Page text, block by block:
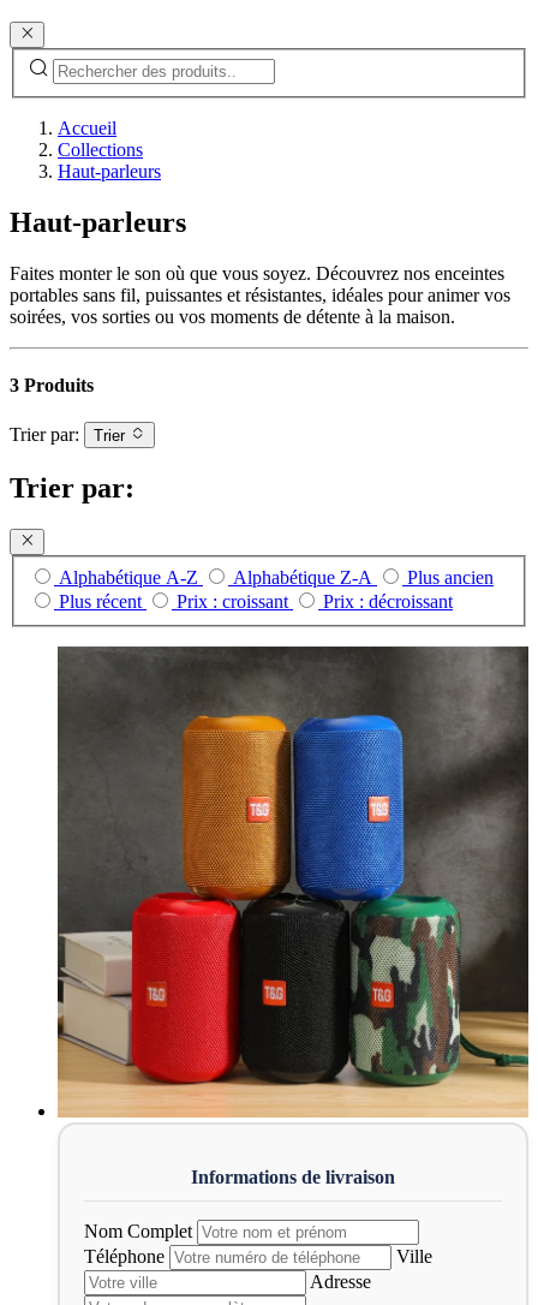
Accueil
Collections
Haut-parleurs
Haut-parleurs
Faites monter le son où que vous soyez. Découvrez nos enceintes
portables sans fil, puissantes et résistantes, idéales pour animer vos
soirées, vos sorties ou vos moments de détente à la maison.
3 Produits
Trier par: Trier
Trier par:
Alphabétique A-Z Alphabétique Z-A
Plus ancien
Plus récent
Prix : croissant Prix : décroissant
Nom Complet
Téléphone
Ville
Adresse